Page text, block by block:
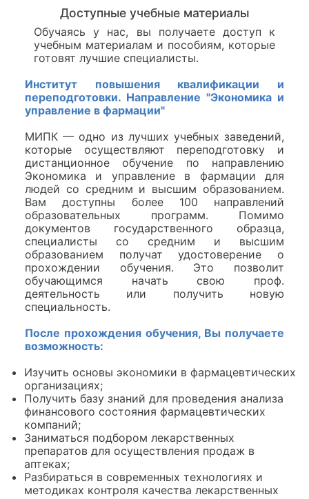
Доступные учебные материалы
Обучаясь у нас, вы получаете доступ к
учебным материалам и пособиям, которые
готовят лучшие специалисты.
Институт повышения квалификации и
переподготовки. Направление "Экономика и
управление в фармации"
МИПК — одно из лучших учебных заведений,
которые осуществляют переподготовку и
дистанционное обучение по направлению
Экономика и управление в фармации для
людей со средним и высшим образованием.
Вам доступны более 100 направлений
образовательных программ. Помимо
документов государственного образца,
специалисты со средним и высшим
образованием получат удостоверение о
прохождении обучения. Это позволит
обучающимся начать свою проф.
деятельность или получить новую
специальность.
После прохождения обучения, Вы получаете
возможность:
Изучить основы экономики в фармацевтических
организациях;
Получить базу знаний для проведения анализа
финансового состояния фармацевтических
компаний;
Заниматься подбором лекарственных
препаратов для осуществления продаж в
аптеках;
Разбираться в современных технологиях и
методиках контроля качества лекарственных